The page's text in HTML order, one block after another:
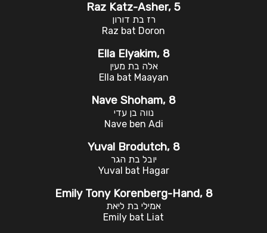
Raz Katz-Asher, 5
רז בת דורון
Raz bat Doron
Ella Elyakim, 8
אלה בת מעין
Ella bat Maayan
Nave Shoham, 8
נווה בן עדי
Nave ben Adi
Yuval Brodutch, 8
יובל בת הגר
Yuval bat Hagar
Emily Tony Korenberg-Hand, 8
אמילי בת ליאת
Emily bat Liat